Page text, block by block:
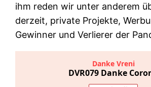
ihm reden wir unter anderem
derzeit, private Projekte,
Gewinner und Verlierer der